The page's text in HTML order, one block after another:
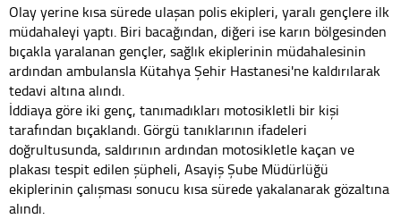
Olay yerine kısa sürede ulaşan polis ekipleri, yaralı gençlere ilk
müdahaleyi yaptı. Biri bacağından, diğeri ise karın bölgesinden
bıçakla yaralanan gençler, sağlık ekiplerinin müdahalesinin
ardından ambulansla Kütahya Şehir Hastanesi'ne kaldırılarak
tedavi altına alındı.
İddiaya göre iki genç, tanımadıkları motosikletli bir kişi
tarafından bıçaklandı. Görgü tanıklarının ifadeleri
doğrultusunda, saldırının ardından motosikletle kaçan ve
plakası tespit edilen şüpheli, Asayiş Şube Müdürlüğü
ekiplerinin çalışması sonucu kısa sürede yakalanarak gözaltına
alındı.